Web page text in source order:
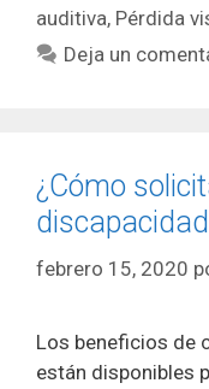
auditiva, Pérdida
Deja un
¿Cómo
febrero 15, 2020
Los beneficios de
están disponibles